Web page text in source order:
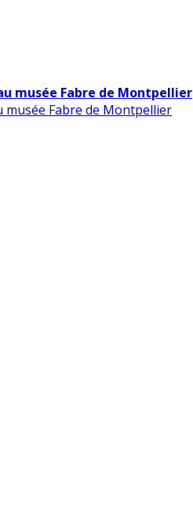
musée Fabre de Montpellier